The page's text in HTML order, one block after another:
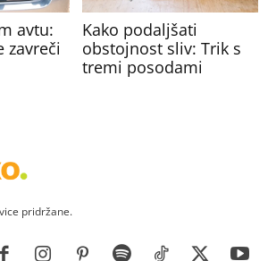
avtu:
zavreči
Kako podaljšati
obstojnost sliv: Trik s
tremi posodami
pridržane.